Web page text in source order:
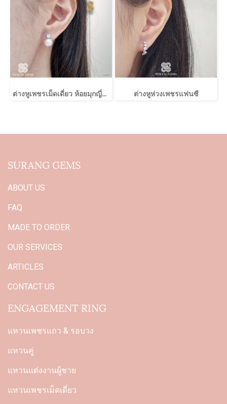
ต่างหูเพชรเม็ดเดี่ยว ห้อยมุกญี่ปุ่น ต่างหูห่วงเพชรแฟนซี
SURANG GEMS
ABOUT US
FAQ
MADE TO ORDER
OUR SERVICES
ARTICLES
CONTACT US
ENGAGEMENT RING
แหวนเพชรแถว & รอบวง
แหวนคู่
แหวนแต่งงานผู้ชาย
แหวนเพชรเม็ดเดี่ยว